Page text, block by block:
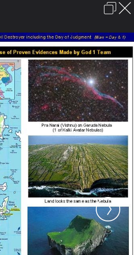
เข้าสู่ระบบหรือลงทะเบียน
(5) - Conclusion of Revelation of
มีอะไรใหม่ รูปภาพ
อง แท็ก ...
ช่วยเหลือ